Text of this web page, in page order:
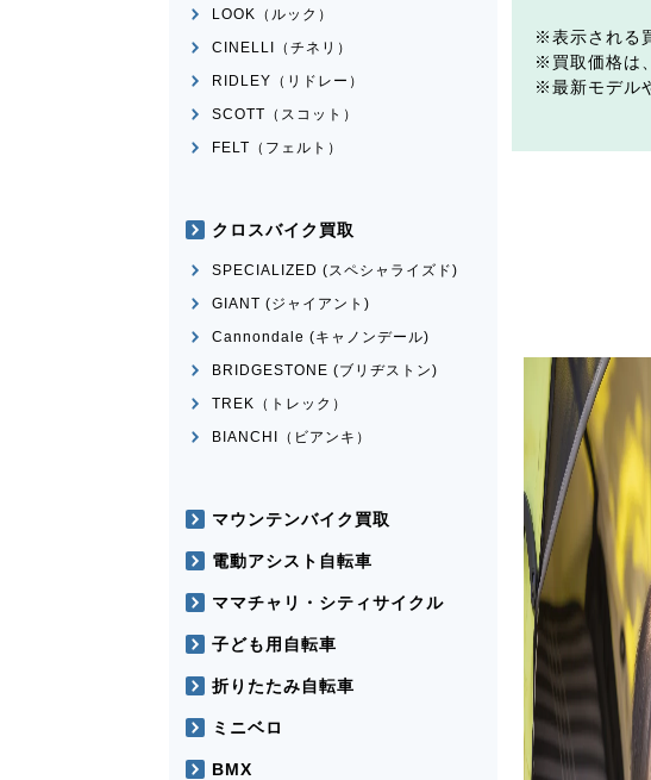
表示される
買取価格は
最新モデル
LOOK（ルック）
CINELLI（チネリ）
RIDLEY（リドレー）
SCOTT（スコット）
FELT（フェルト）
クロスバイク買取
SPECIALIZED (スペシャライズド)
GIANT (ジャイアント)
Cannondale (キャノンデール)
BRIDGESTONE (ブリヂストン)
TREK（トレック）
BIANCHI（ビアンキ）
マウンテンバイク買取
電動アシスト自転車
ママチャリ・シティサイクル
子ども用自転車
折りたたみ自転車
ミニベロ
BMX